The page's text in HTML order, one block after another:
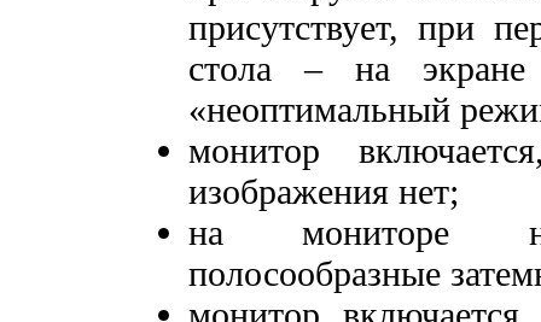
присутствует, при
стола – на экране
«неоптимальный
монитор
изображения нет;
на мониторе
полосообразные
монитор